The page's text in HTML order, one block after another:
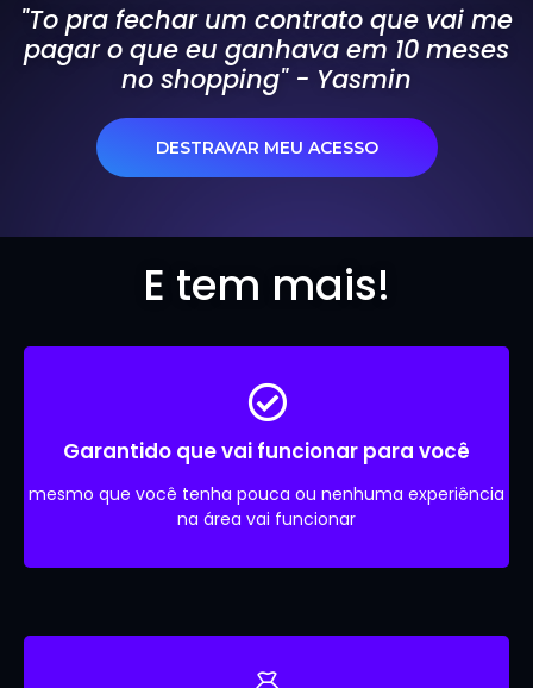
"To pra fechar um contrato que vai me
pagar o que eu ganhava em 10 meses
no shopping" - Yasmin
DESTRAVAR MEU ACESSO
E tem mais!
Garantido que vai funcionar para você
mesmo que você tenha pouca ou nenhuma experiência
na área vai funcionar